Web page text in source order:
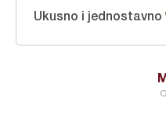
Ukusno i jednostavno